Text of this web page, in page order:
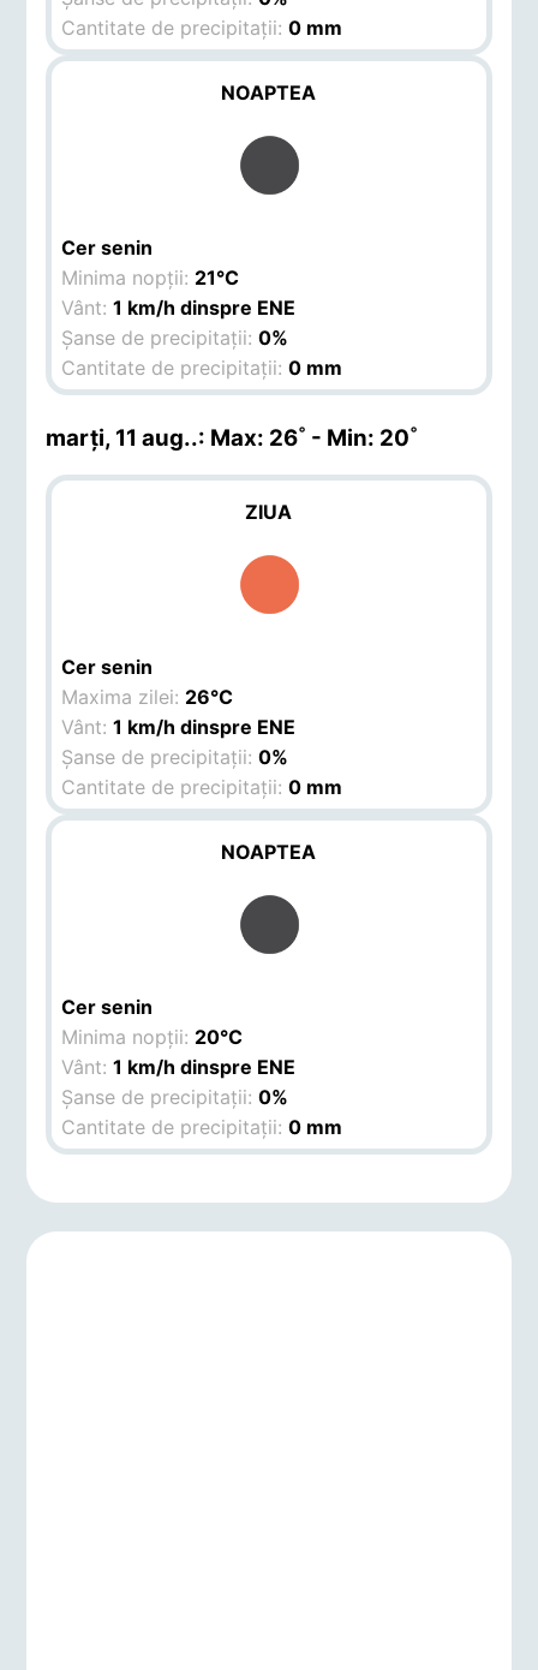
Cantitate de precipitații:0 mm
NOAPTEA
Cer senin
Minima nopții: 21°C
Vânt:1 km/h dinspre ENE
Șanse de precipitații:0%
Cantitate de precipitații:0 mm
marți, 11 aug..: Max: 26˚ - Min: 20˚
ZIUA
Cer senin
Maxima zilei: 26°C
Vânt:1 km/h dinspre ENE
Șanse de precipitații:0%
Cantitate de precipitații:0 mm
NOAPTEA
Cer senin
Minima nopții: 20°C
Vânt:1 km/h dinspre ENE
Șanse de precipitații:0%
Cantitate de precipitații:0 mm